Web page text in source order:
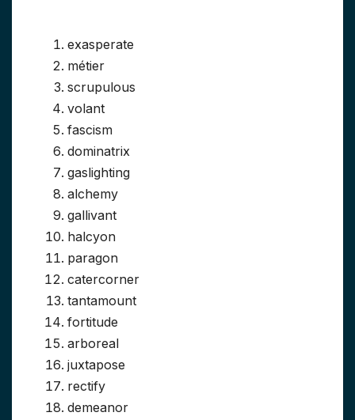
exasperate
métier
scrupulous
volant
fascism
dominatrix
gaslighting
alchemy
gallivant
halcyon
paragon
catercorner
tantamount
fortitude
arboreal
juxtapose
rectify
demeanor